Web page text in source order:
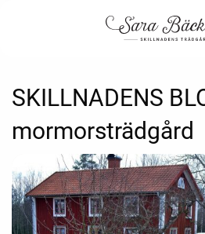
SKILLNADENS
mormorsträdgård